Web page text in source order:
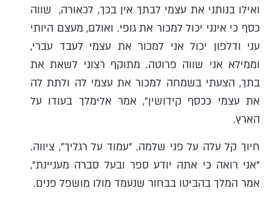
ואילו בנותני את עצמי לבתך אין בכך, לכאורה, שווה
כסף כי אינני יכול למכור את גופי. ואולם, מעצם היותי
עני ודלפון יכול אני למכור את עצמי לעבד עברי,
וממילא אני שווה פרוטה. מתוקף רצוני לשאת את
בתך, הצעתי בשמחה למכור את עצמי לה ולתת לה
את עצמי ככסף קידושין", אמר אלימלך בעודו על
הארץ.
חיוך קל עלה על פני שלמה. "עמוד על רגליך", ציווה.
"אני רואה כי אתה יודע ספר ובעל סברה מעניינת",
אמר המלך בהביטו בבחור שנעמד מולו מושפל פנים.